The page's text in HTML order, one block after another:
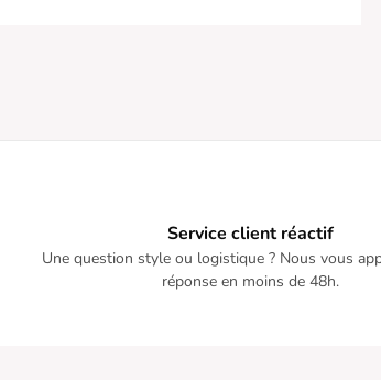
Service client réactif
Une question style ou logistique ? Nous vous
réponse en moins de 48h.